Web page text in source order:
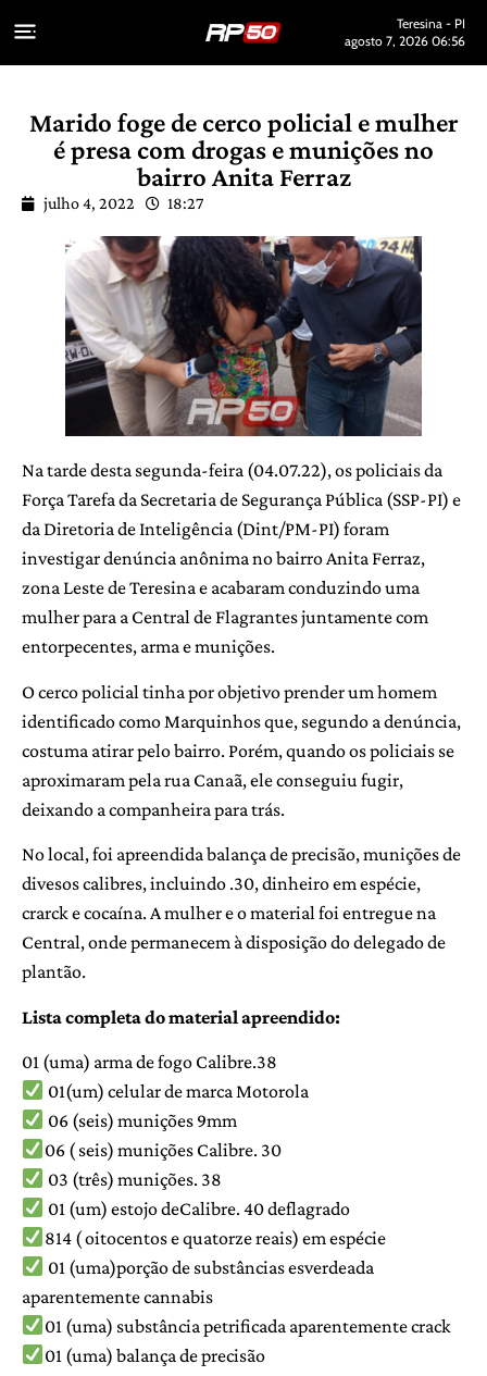
Teresina - PI
agosto 7, 2026 06:56
Marido foge de cerco policial e mulher
é presa com drogas e munições no
bairro Anita Ferraz
julho 4, 2022 18:27
Na tarde desta segunda-feira (04.07.22), os policiais da
Força Tarefa da Secretaria de Segurança Pública (SSP-PI) e
da Diretoria de Inteligência (Dint/PM-PI) foram
investigar denúncia anônima no bairro Anita Ferraz,
zona Leste de Teresina e acabaram conduzindo uma
mulher para a Central de Flagrantes juntamente com
entorpecentes, arma e munições.
O cerco policial tinha por objetivo prender um homem
identificado como Marquinhos que, segundo a denúncia,
costuma atirar pelo bairro. Porém, quando os policiais se
aproximaram pela rua Canaã, ele conseguiu fugir,
deixando a companheira para trás.
No local, foi apreendida balança de precisão, munições de
divesos calibres, incluindo .30, dinheiro em espécie,
crarck e cocaína. A mulher e o material foi entregue na
Central, onde permanecem à disposição do delegado de
plantão.
Lista completa do material apreendido:
01 (uma) arma de fogo Calibre.38
01(um) celular de marca Motorola
06 (seis) munições 9mm
06 ( seis) munições Calibre. 30
03 (três) munições. 38
01 (um) estojo deCalibre. 40 deflagrado
814 ( oitocentos e quatorze reais) em espécie
01 (uma)porção de substâncias esverdeada
aparentemente cannabis
01 (uma) substância petrificada aparentemente crack
01 (uma) balança de precisão